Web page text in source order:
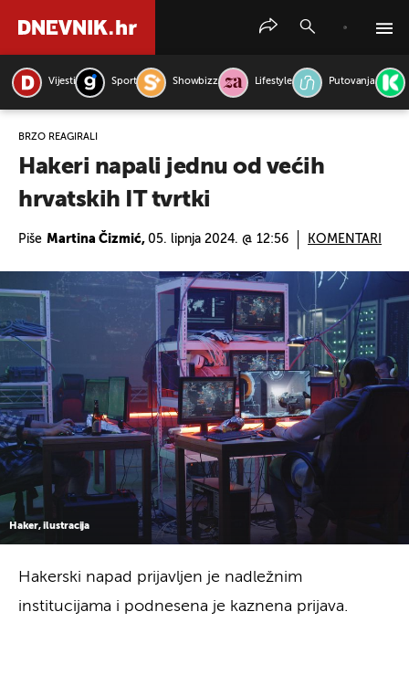
Vijesti Sport Showbizz Lifestyle Putovanja
BRZO REAGIRALI
Hakeri napali jednu od većih
hrvatskih IT tvrtki
Piše Martina Čizmić, 05. lipnja 2024. @ 12:56 KOMENTARI
Haker, ilustracija
Hakerski napad prijavljen je nadležnim
institucijama i podnesena je kaznena prijava.
PRETRAŽITE VIJESTI